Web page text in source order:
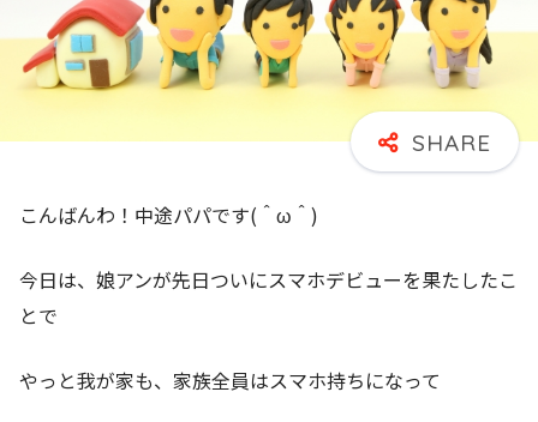
こんばんわ！中途パパです(＾ω＾)
今日は、娘アンが先日ついにスマホデビューを果たしたこ
とで
やっと我が家も、家族全員はスマホ持ちになって